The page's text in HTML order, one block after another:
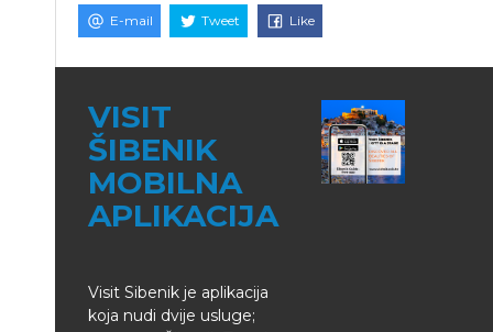
E-mail Tweet Like
VISIT
ŠIBENIK
MOBILNA
APLIKACIJA
Visit Sibenik je aplikacija
koja nudi dvije usluge;